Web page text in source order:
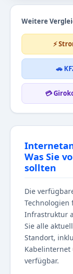
Weitere
⚡
🚗
💳
Was Sie
sollten
Die
Technologien
Infrastruktur
Sie alle
Standort,
Kabelinternet
verfügbar.